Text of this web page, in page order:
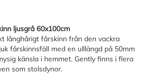
ljusgrå 60x100cm
långhårigt fårskinn från den vackra
fårskinnsfäll med en ulllängd på 50mm
känsla i hemmet. Gently finns i flera
som stolsdynor.